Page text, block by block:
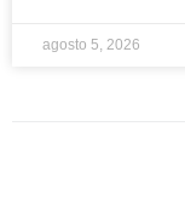
agosto 5, 2026